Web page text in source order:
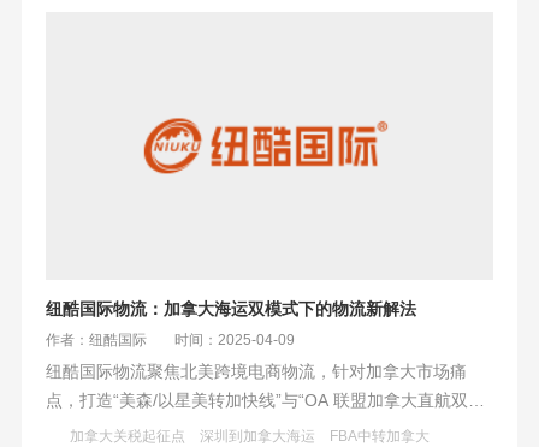
纽酷国际物流：加拿大海运双模式下的物流新解法
作者：纽酷国际 时间：2025-04-09
纽酷国际物流聚焦北美跨境电商物流，针对加拿大市场痛
点，打造“美森/以星美转加快线”与“OA 联盟加拿大直航双模
式”。前者保障时效，如美森快船配合陆运整体 18 - 22 天
加拿大关税起征点 深圳到加拿大海运
FBA中转加拿大